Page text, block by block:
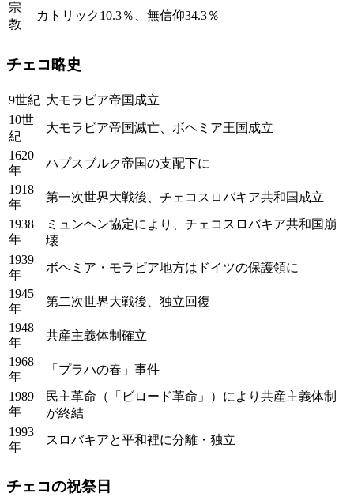
宗
教
カトリック10.3％、無信仰34.3％
チェコ略史
9世紀 大モラビア帝国成立
10世
紀
大モラビア帝国滅亡、ボヘミア王国成立
1620
年
ハプスブルク帝国の支配下に
1918
年
第一次世界大戦後、チェコスロバキア共和国成立
1938
年
ミュンヘン協定により、チェコスロバキア共和国崩
壊
1939
年
ボヘミア・モラビア地方はドイツの保護領に
1945
年
第二次世界大戦後、独立回復
1948
年
共産主義体制確立
1968
年
「プラハの春」事件
1989
年
民主革命（「ビロード革命」）により共産主義体制
が終結
1993
年
スロバキアと平和裡に分離・独立
チェコの祝祭日